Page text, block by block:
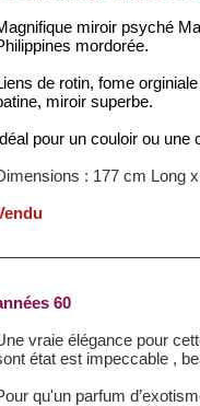
miroir psyché
mordorée.
de rotin, fome
miroir superbe.
pour un couloir ou une
: 177 cm Long
60
vraie élégance pour
état est impeccable ,
qu'un parfum